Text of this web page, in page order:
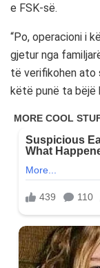
e FSK-së.
“Po, operacioni i
gjetur nga
të verifikohen ato
këtë punë ta bëjë